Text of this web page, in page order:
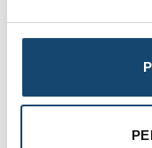
Temperatura minima
CARACTERISTICI